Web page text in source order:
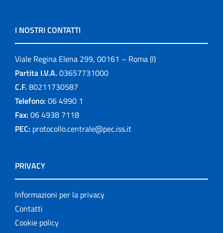
I NOSTRI CONTATTI
Viale Regina Elena 299, 00161 – Roma (I)
Partita I.V.A. 03657731000
C.F. 80211730587
Telefono: 06 4990 1
Fax: 06 4938 7118
PEC: protocollo.centrale@pec.iss.it
PRIVACY
Informazioni per la privacy
Contatti
Cookie policy